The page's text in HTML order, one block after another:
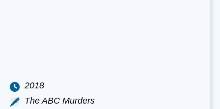
2018
The ABC Murders